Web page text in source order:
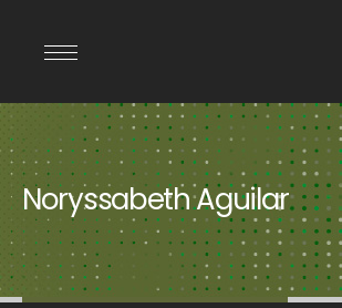
Noryssabeth Aguilar